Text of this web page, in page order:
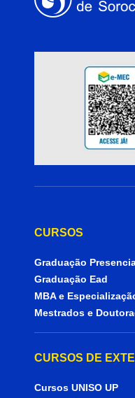
CURSOS
Graduação
Graduação Ead
MBA e
Mestrados e
CURSOS DE
Cursos UNISO UP